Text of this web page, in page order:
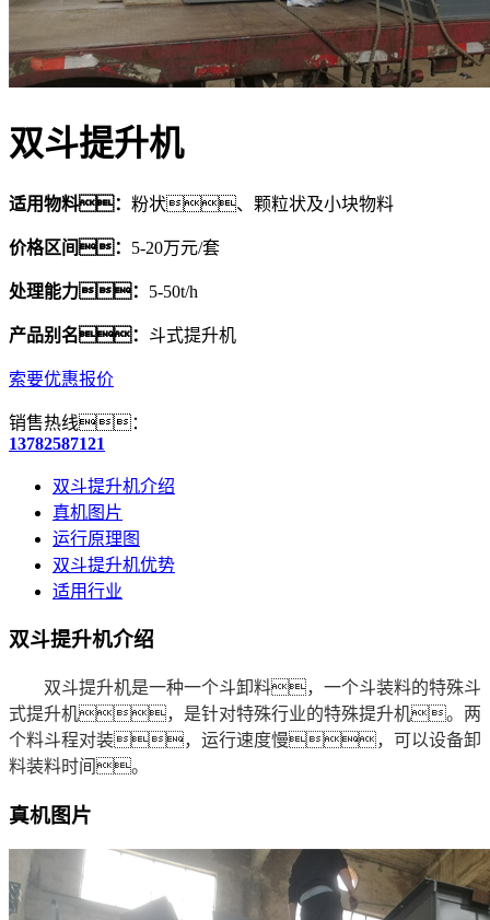
双斗提升机
适用物料： 粉状、颗粒状及小块物料
价格区间： 5-20万元/套
处理能力： 5-50t/h
产品别名： 斗式提升机
索要优惠报价
销售热线：
13782587121
双斗提升机介绍
真机图片
运行原理图
双斗提升机优势
适用行业
双斗提升机介绍
双斗提升机是一种一个斗卸料，一个斗装料的特殊斗
式提升机，是针对特殊行业的特殊提升机。两
个料斗程对装，运行速度慢，可以设备卸
料装料时间。
真机图片